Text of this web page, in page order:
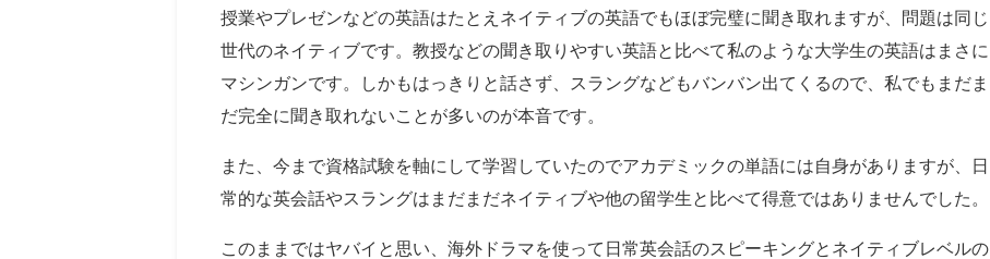
授業やプレゼンなどの英語はたとえネイティブの英語でもほぼ完璧に聞き取れますが、問題は同じ
世代のネイティブです。教授などの聞き取りやすい英語と比べて私のような大学生の英語はまさに
マシンガンです。しかもはっきりと話さず、スラングなどもバンバン出てくるので、私でもまだま
だ完全に聞き取れないことが多いのが本音です。
また、今まで資格試験を軸にして学習していたのでアカデミックの単語には自身がありますが、日
常的な英会話やスラングはまだまだネイティブや他の留学生と比べて得意ではありませんでした。
このままではヤバイと思い、海外ドラマを使って日常英会話のスピーキングとネイティブレベルの